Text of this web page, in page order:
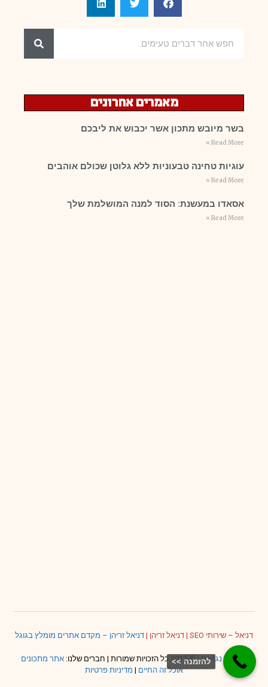
מאמרים אחרונים
בשר מיובש מתכון אשר יכבוש את ליבכם
Read More »
עוגיות טחינה טבעוניות ללא גלוטן שכולם אוהבים
Read More »
אסאדו במעשנת: הסוד למנה המושלמת שלך
Read More »
דניאל – שירותי SEO | דניאל זריהן | דניאל זריהן – מקדם אתרים מומלץ בגוגל
הצהרת נגישות| © 2019 כל הזכויות שמורות | חברים שלנו:
אתר מתכונים
אוכל זה החיים | מדיניות פרטיות
להזמנה >>